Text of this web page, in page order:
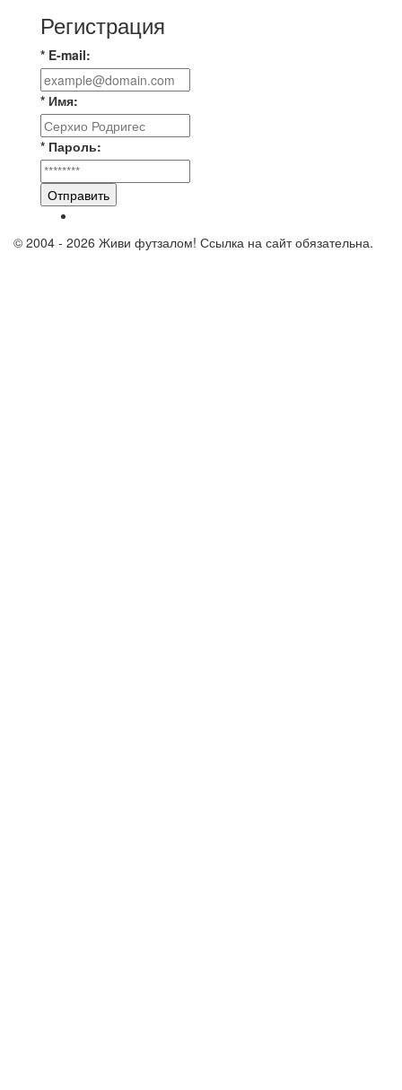
Регистрация
* E-mail:
* Имя:
* Пароль:
Отправить
© 2004 - 2026 Живи футзалом! Ссылка на сайт обязательна.